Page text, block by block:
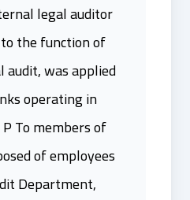
legal auditor
the function of
was applied
operating in
To members of
of employees
Department,